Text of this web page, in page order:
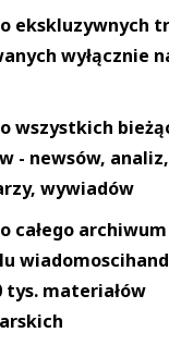
ekskluzywnych
wyłącznie
wszystkich
- newsów,
wywiadów
całego
tys. materiałów